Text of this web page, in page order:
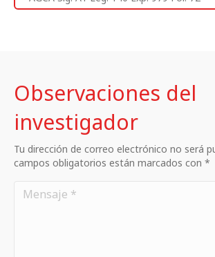
Observaciones del
investigador
Tu dirección de correo electrónico no será
campos obligatorios están marcados con *